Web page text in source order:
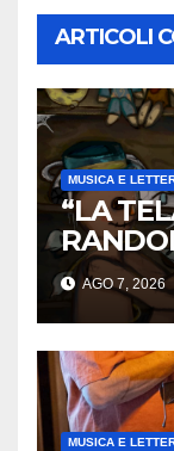
ARTICOLI
MUSICA E
“LA
AGO 7, 2026
MUSICA E